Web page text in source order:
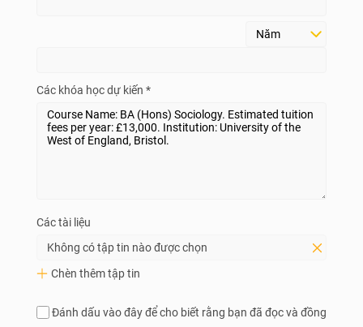
Các khóa học dự kiến *
Các tài liệu
Không có tập tin nào được chọn
Chèn thêm tập tin
Đánh dấu vào đây để cho biết rằng bạn đã đọc và đồng